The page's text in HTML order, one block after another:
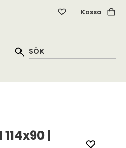
Kassa
|